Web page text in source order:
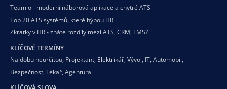
Teamio - moderní náborová aplikace a chytré ATS
Top 20 ATS systémů, které hýbou HR
Zkratky v HR - znáte rozdíly mezi ATS, CRM, LMS?
KLÍČOVÉ TERMÍNY
Na dobu neurčitou, Projektant, Elektrikář, Vývoj, IT, Automobil,
Bezpečnost, Lékař, Agentura